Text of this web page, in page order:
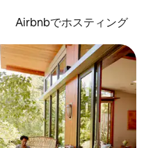
Airbnbでホスティング